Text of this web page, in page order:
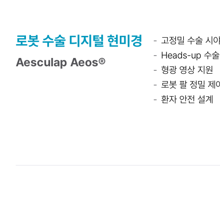
로봇 수술 디지털 현미경
Aesculap Aeos®
고정밀 수술 시
Heads-up 수술
형광 영상 지원
로봇 팔 정밀 제
환자 안전 설계